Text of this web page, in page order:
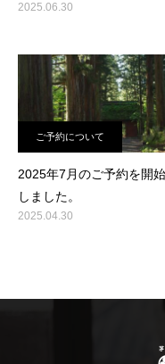
2025.06.30
ご予約について
2025年7月のご予約を開
しました。
2025.04.30